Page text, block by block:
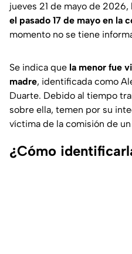
jueves 21 de mayo de 2026,
el pasado 17 de mayo en la
momento no se tiene
Se indica que la menor fue
madre, identificada como
Duarte. Debido al tiempo
sobre ella, temen por su
víctima de la comisión de
¿Cómo